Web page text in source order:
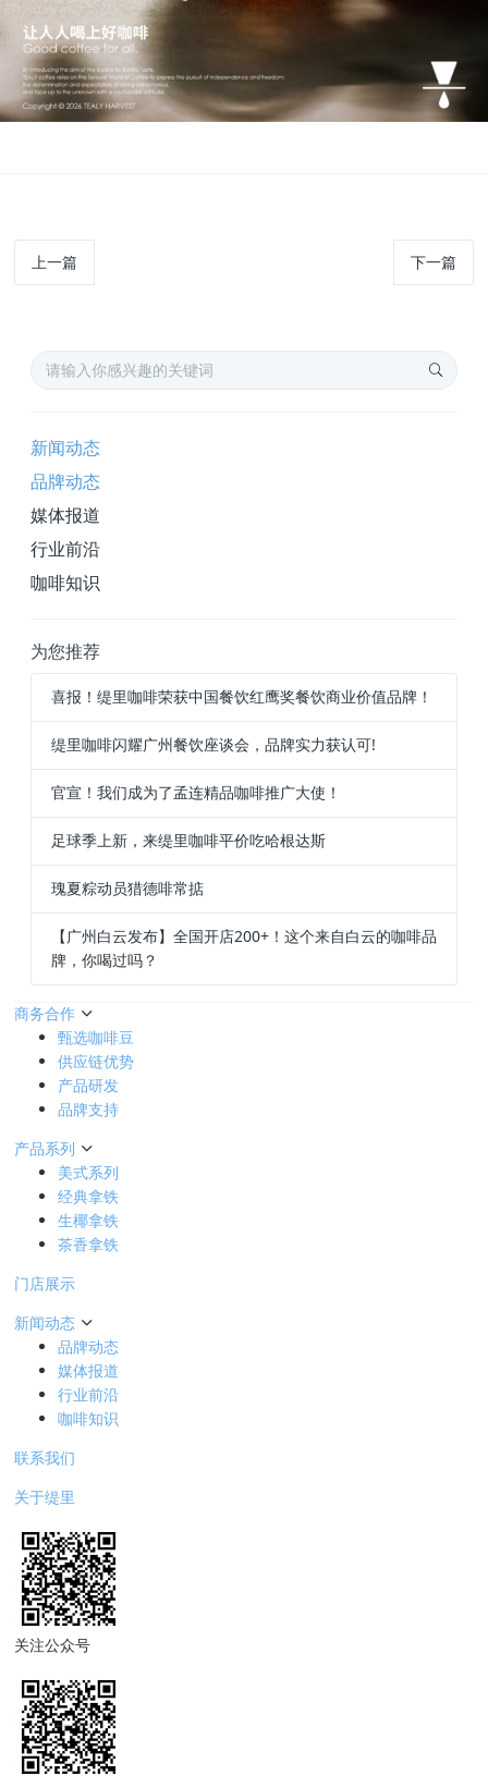
上一篇 下一篇
新闻动态
品牌动态
媒体报道
行业前沿
咖啡知识
为您推荐
喜报！缇里咖啡荣获中国餐饮红鹰奖餐饮商业价值品牌！
缇里咖啡闪耀广州餐饮座谈会，品牌实力获认可!
官宣！我们成为了孟连精品咖啡推广大使！
足球季上新，来缇里咖啡平价吃哈根达斯
瑰夏粽动员猎德啡常掂
【广州白云发布】全国开店200+！这个来自白云的咖啡品
牌，你喝过吗？
商务合作
甄选咖啡豆
供应链优势
产品研发
品牌支持
产品系列
美式系列
经典拿铁
生椰拿铁
茶香拿铁
门店展示
新闻动态
品牌动态
媒体报道
行业前沿
咖啡知识
联系我们
关于缇里
关注公众号